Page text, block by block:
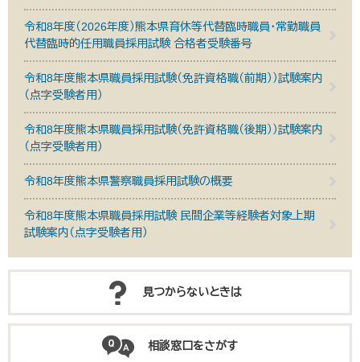
令和8年度（2026年度）熊本県育休等代替臨時職員・常勤職員
代替臨時的任用職員採用試験 合格者受験番号
令和8年度熊本県職員採用試験（免許資格職（前期））試験案内
（点字受験者用）
令和8年度熊本県職員採用試験（免許資格職（後期））試験案内
（点字受験者用）
令和8年度熊本県警察職員採用試験の概要
令和8年度熊本県職員採用試験 民間企業等経験者対象上期
試験案内（点字受験者用）
見つからないときは
相談窓口をさがす